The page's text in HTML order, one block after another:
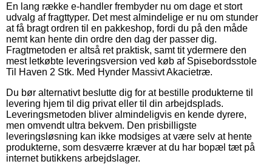
En lang række e-handler frembyder nu om dage et stort
udvalg af fragttyper. Det mest almindelige er nu om stunder
at få bragt ordren til en pakkeshop, fordi du på den måde
nemt kan hente din ordre den dag der passer dig.
Fragtmetoden er altså ret praktisk, samt tit ydermere den
mest letkøbte leveringsversion ved køb af Spisebordsstole
Til Haven 2 Stk. Med Hynder Massivt Akacietræ.
Du bør alternativt beslutte dig for at bestille produkterne til
levering hjem til dig privat eller til din arbejdsplads.
Leveringsmetoden bliver almindeligvis en kende dyrere,
men omvendt ultra bekvem. Den prisbilligste
leveringsløsning kan ikke modsiges at være selv at hente
produkterne, som desværre kræver at du har bopæl tæt på
internet butikkens arbejdslager.